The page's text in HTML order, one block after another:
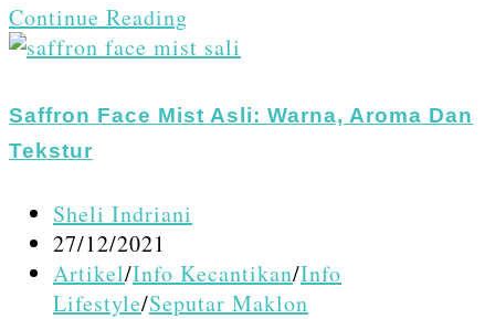
Continue Reading
Pakai
Mist
Sebelum
Saffron Face Mist Asli: Warna, Aroma Dan
Tekstur
Post
author:
Sheli Indriani
Post
published:
27/12/2021
Post
category:
Artikel/Info Kecantikan/Info
Lifestyle/Seputar Maklon